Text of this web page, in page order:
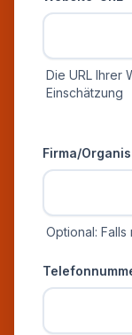
Die URL Ihrer
Einschätzung
Firma/
Optional: